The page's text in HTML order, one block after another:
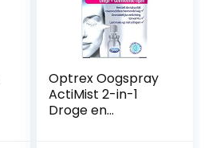
Optrex Oogspray
ActiMist 2-in-1
Droge en